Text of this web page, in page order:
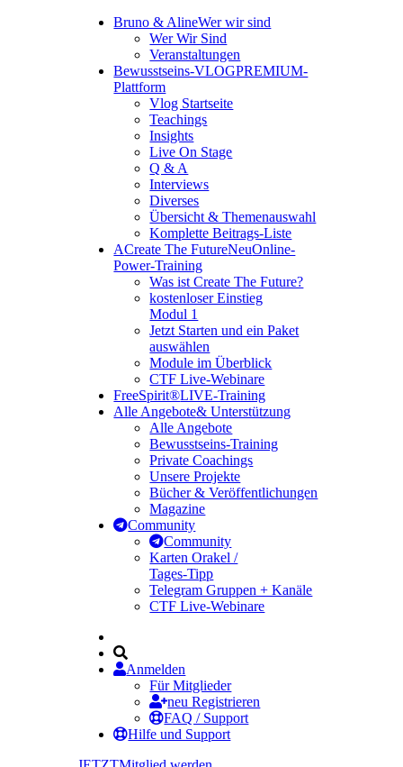
Bruno & AlineWer wir sind
Wer Wir Sind
Veranstaltungen
Bewusstseins-VLOGPREMIUM-
Plattform
Vlog Startseite
Teachings
Insights
Live On Stage
Q & A
Interviews
Diverses
Übersicht & Themenauswahl
Komplette Beitrags-Liste
ACreate The FutureNeuOnline-
Power-Training
Was ist Create The Future?
kostenloser Einstieg
Modul 1
Jetzt Starten und ein Paket
auswählen
Module im Überblick
CTF Live-Webinare
FreeSpirit®LIVE-Training
Alle Angebote& Unterstützung
Alle Angebote
Bewusstseins-Training
Private Coachings
Unsere Projekte
Bücher & Veröffentlichungen
Magazine
Community
Community
Karten Orakel /
Tages-Tipp
Telegram Gruppen + Kanäle
CTF Live-Webinare
Anmelden
Für Mitglieder
neu Registrieren
FAQ / Support
Hilfe und Support